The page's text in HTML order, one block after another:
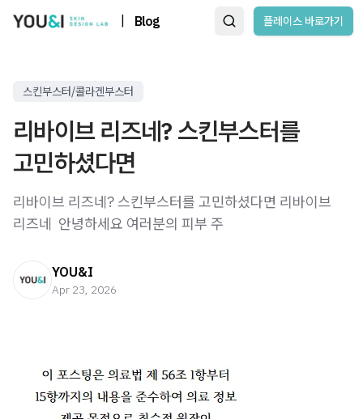
Blog 플레이스 바로가기
스킨부스터/콜라겐부스터
리바이브 리즈네? 스킨부스터를
고민하셨다면
리바이브 리즈네? 스킨부스터를 고민하셨다면 리바이브
리즈네 ​ 안녕하세요 여러분의 피부 주
YOU&I
Apr 23, 2026